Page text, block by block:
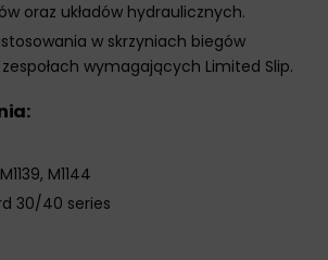
oraz układów hydraulicznych.
w skrzyniach biegów
wymagających Limited Slip.
M1144
30/40 series